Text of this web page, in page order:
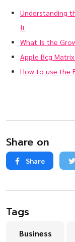
Understanding
It
What Is the
Apple Bcg
How to use the
Share on
Share
Tags
Business